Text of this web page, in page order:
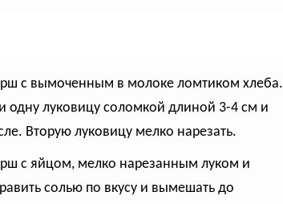
с вымоченным в молоке ломтиком хлеба.
одну луковицу соломкой длиной 3-4 см и
Вторую луковицу мелко нарезать.
с яйцом, мелко нарезанным луком и
солью по вкусу и вымешать до